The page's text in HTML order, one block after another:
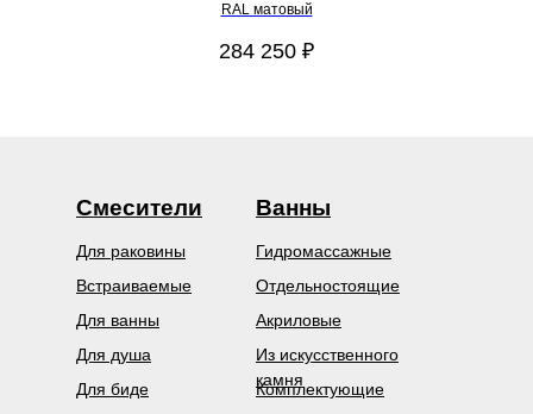
RAL матовый
284 250 ₽
Смесители
Встраиваемые
Для биде
Для ванны
Для душа
Для раковины
Ванны
Из искусственного
камня
Гидромассажные
Акриловые
Отдельностоящие
Комплектующие